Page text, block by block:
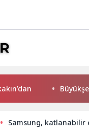
Büyükşehir,
Samsung, katlanabilir